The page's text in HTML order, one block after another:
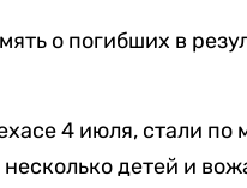
о погибших в
4 июля, стали по
детей и